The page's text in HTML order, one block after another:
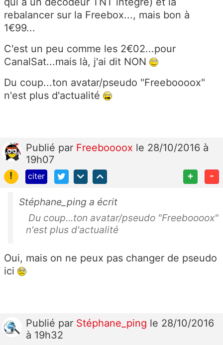
rebalancer sur la Freebox..., mais bon à
1€99...
C'est un peu comme les 2€02...pour
CanalSat...mais là, j'ai dit NON
Du coup...ton avatar/pseudo "Freeboooox"
n'est plus d'actualité
Publié par Freeboooox le 28/10/2016 à
19h07
!
citer + -
Stéphane_ping a écrit
Du coup...ton avatar/pseudo "Freeboooox"
n'est plus d'actualité
Oui, mais on ne peux pas changer de pseudo
ici
Publié par Stéphane_ping le 28/10/2016
à 19h32